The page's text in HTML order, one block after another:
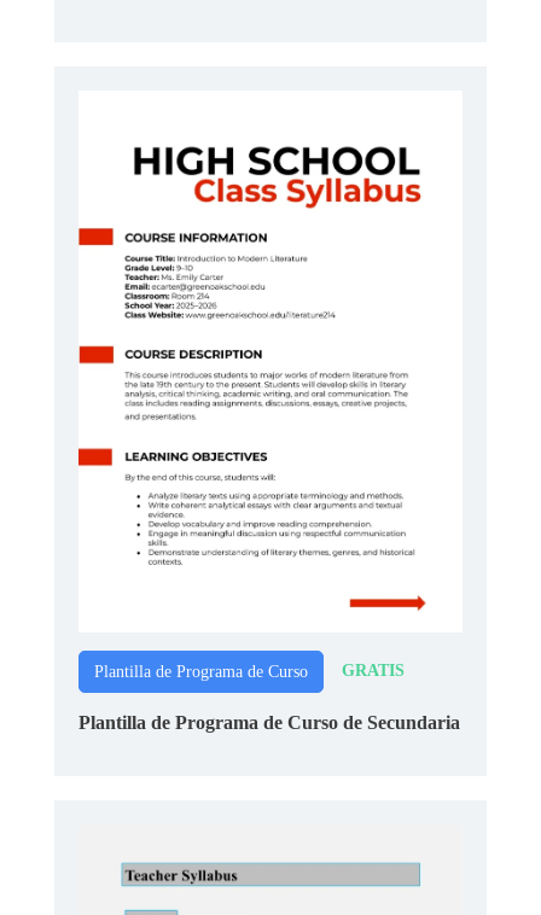
Plantilla de Programa de Curso GRATIS
Plantilla de Programa de Curso de Secundaria